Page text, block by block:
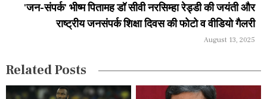
i
o
'जन-संपर्क' भीष्म पितामह डॉ सीवी नरसिम्हा रेड्डी की जयंती और
राष्ट्रीय जनसंपर्क शिक्षा दिवस की फोटो व वीडियो गैलरी
August 13, 2025
Related Posts